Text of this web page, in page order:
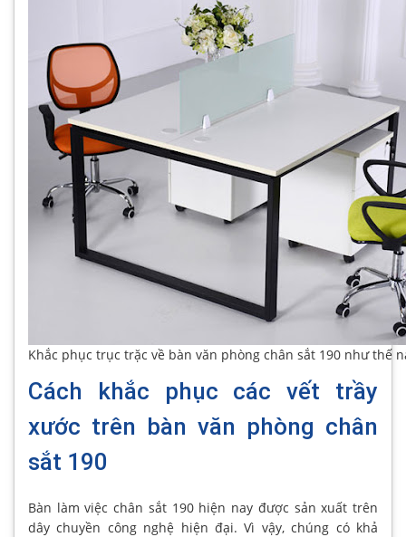
Khắc phục trục trặc về bàn văn phòng chân sắt 190 như thế
Cách khắc phục các vết trầy
xước trên bàn văn phòng chân
sắt 190
Bàn làm việc chân sắt 190 hiện nay được sản xuất trên
dây chuyền công nghệ hiện đại. Vì vậy, chúng có khả